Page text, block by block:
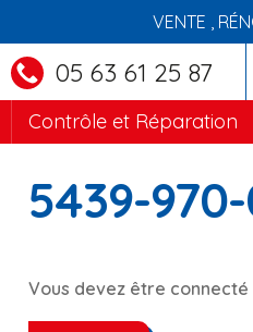
VENTE ,
05 63 61 25 87
Contrôle et Réparation
5439-
Vous devez être